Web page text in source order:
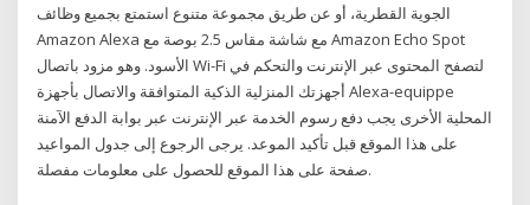
الجوية القطرية، أو عن طريق مجموعة متنوع استمتع بجميع وظائف
Amazon Alexa مع شاشة مقاس 2.5 بوصة مع Amazon Echo Spot
الأسود. وهو مزود باتصال Wi-Fi لتصفح المحتوى عبر الإنترنت والتحكم في
أجهزتك المنزلية الذكية المتوافقة والاتصال بأجهزة Alexa-equippe
المحلية الأخرى يجب دفع رسوم الخدمة عبر الإنترنت عبر بوابة الدفع الآمنة
على هذا الموقع قبل تأكيد الموعد. يرجى الرجوع إلى جدول المواعيد
صفحة على هذا الموقع للحصول على معلومات مفصلة.